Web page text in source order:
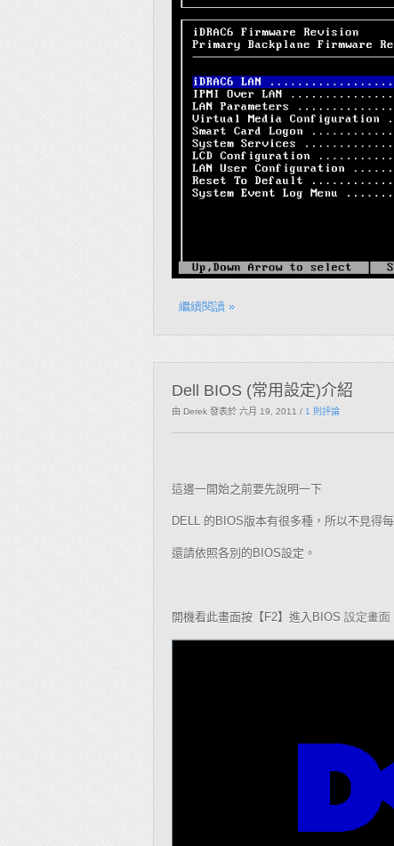
繼續閱讀 »
Dell BIOS (常用設定)介紹
由 Derek 發表於 六月 19, 2011 / 1 則評論
這邊一開始之前要先說明一下
DELL 的 BIOS版本有很多種，所以不見得
還請依照各別的 BIOS設定。
開機看此畫面按【F2】進入 BIOS 設定畫面